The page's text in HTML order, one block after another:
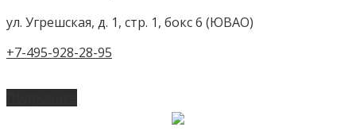
ул. Угрешская, д. 1, стр. 1, бокс 6 (ЮВАО)
+7-495-928-28-95